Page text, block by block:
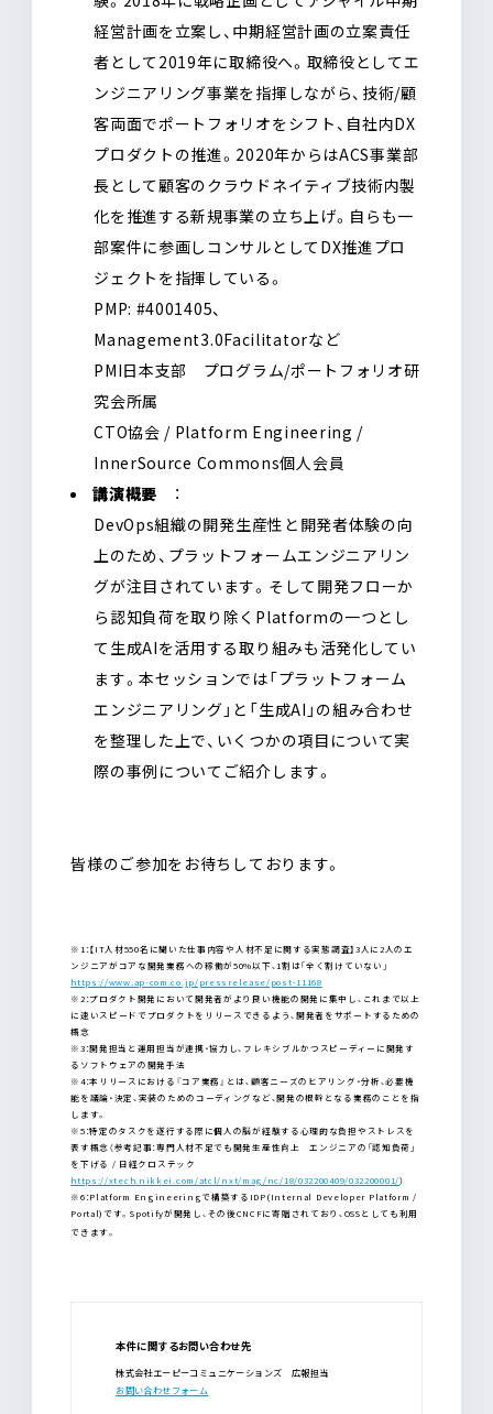
経営計画を立案し、中期経営計画の立案責任
者として2019年に取締役へ。取締役としてエ
ンジニアリング事業を指揮しながら、技術/顧
客両面でポートフォリオをシフト、自社内DX
プロダクトの推進。2020年からはACS事業部
長として顧客のクラウドネイティブ技術内製
化を推進する新規事業の立ち上げ。自らも一
部案件に参画しコンサルとしてDX推進プロ
ジェクトを指揮している。
PMP: #4001405、
Management3.0Facilitatorなど
PMI日本支部 プログラム/ポートフォリオ研
究会所属
CTO協会 / Platform Engineering /
InnerSource Commons個人会員
講演概要 ：
DevOps組織の開発生産性と開発者体験の向
上のため、プラットフォームエンジニアリン
グが注目されています。そして開発フローか
ら認知負荷を取り除くPlatformの一つとし
て生成AIを活用する取り組みも活発化してい
ます。本セッションでは「プラットフォーム
エンジニアリング」と「生成AI」の組み合わせ
を整理した上で、いくつかの項目について実
際の事例についてご紹介します。
皆様のご参加をお待ちしております。
※1：【IT人材550名に聞いた仕事内容や人材不足に関する実態調査】3人に2人のエ
ンジニアがコアな開発業務への稼働が50%以下、1割は「全く割けていない」
https://www.ap-com.co.jp/pressrelease/post-11168
※2：プロダクト開発において開発者がより良い機能の開発に集中し、これまで以上
に速いスピードでプロダクトをリリースできるよう、開発者をサポートするための
概念
※3：開発担当と運用担当が連携・協力し、フレキシブルかつスピーディーに開発す
るソフトウェアの開発手法
※4：本リリースにおける『コア業務』とは、顧客ニーズのヒアリング・分析、必要機
能を議論・決定、実装のためのコーディングなど、開発の根幹となる業務のことを指
します。
※5：特定のタスクを遂行する際に個人の脳が経験する心理的な負担やストレスを
表す概念（参考記事：専門人材不足でも開発生産性向上 エンジニアの「認知負荷」
を下げる / 日経クロステック
https://xtech.nikkei.com/atcl/nxt/mag/nc/18/032200409/032200001/）
※6：Platform Engineeringで構築するIDP(Internal Developer Platform /
Portal)です。Spotifyが開発し、その後CNCFに寄贈されており、OSSとしても利用
できます。
本件に関するお問い合わせ先
株式会社エーピーコミュニケーションズ 広報担当
お問い合わせフォーム